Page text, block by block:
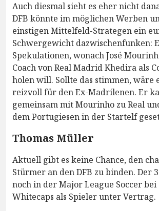
Auch diesmal sieht es eher nicht
DFB könnte im möglichen Werben
einstigen Mittelfeld-Strategen ein
Schwergewicht dazwischenfunken:
Spekulationen, wonach José
Coach von Real Madrid Khedira als
holen will. Sollte das stimmen, wäre
reizvoll für den Ex-Madrilenen. Er
gemeinsam mit Mourinho zu Real
dem Portugiesen in der Startelf
Thomas Müller
Aktuell gibt es keine Chance, den
Stürmer an den DFB zu binden. Der
noch in der Major League Soccer
Whitecaps als Spieler unter Vertrag.